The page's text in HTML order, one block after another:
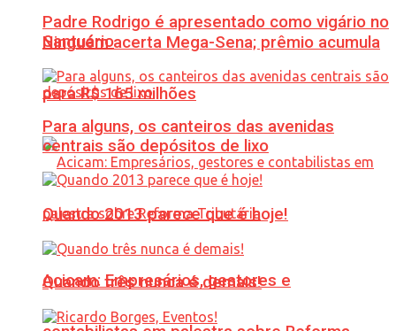
Ninguém acerta Mega-Sena; prêmio acumula
para R$ 165 milhões
Acicam: Empresários, gestores e
Padre Rodrigo é apresentado como vigário no
Santuário
Para alguns, os canteiros das avenidas
centrais são depósitos de lixo
Quando 2013 parece que é hoje!
Quando três nunca é demais!